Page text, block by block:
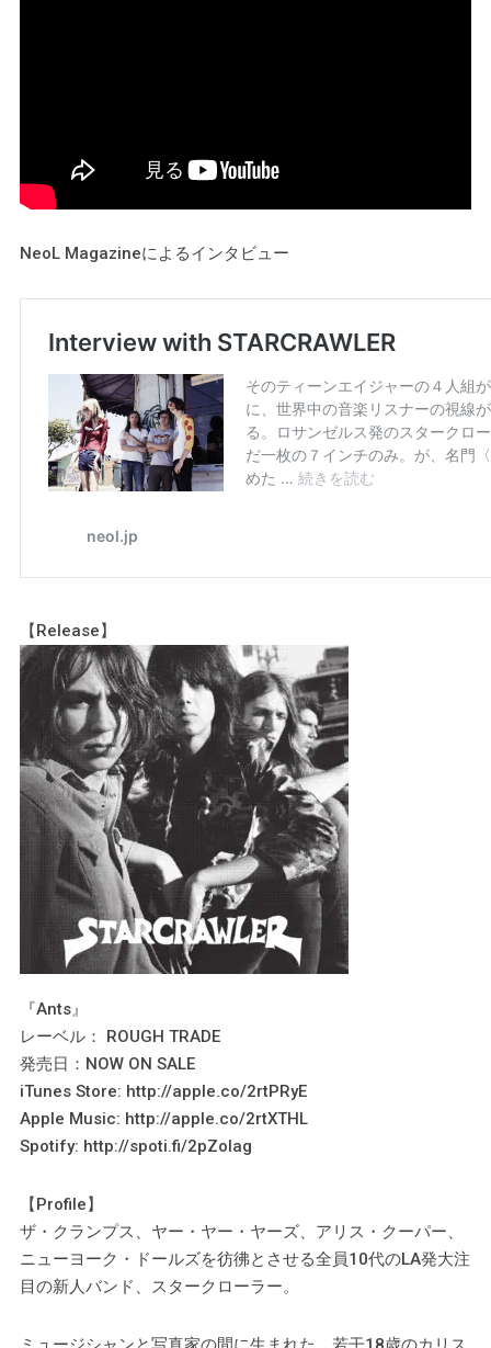
NeoL Magazineによるインタビュー
【Release】
『Ants』
レーベル： ROUGH TRADE
発売日：NOW ON SALE
iTunes Store: http://apple.co/2rtPRyE
Apple Music: http://apple.co/2rtXTHL
Spotify: http://spoti.fi/2pZolag
【Profile】
ザ・クランプス、ヤー・ヤー・ヤーズ、アリス・クーパー、
ニューヨーク・ドールズを彷彿とさせる全員10代のLA発大注
目の新人バンド、スタークローラー。